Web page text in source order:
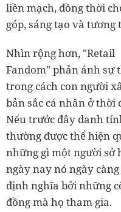
liền mạch, đồng thời
góp, sáng tạo và
Nhìn rộng hơn, "Retail
Fandom" phản ánh sự
trong cách con người
bản sắc cá nhân ở thời
Nếu trước đây danh
thường được thể hiện
những gì một người sở
ngày nay nó ngày
định nghĩa bởi những
đồng mà họ tham gia.